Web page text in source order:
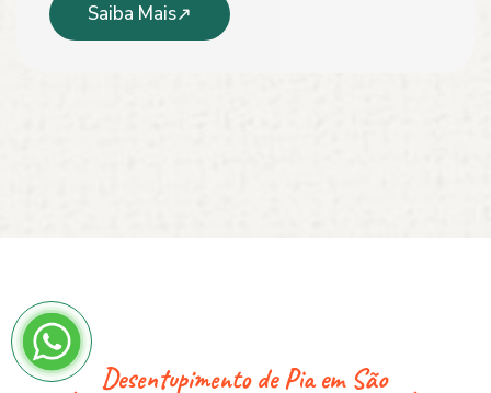
Saiba Mais
Desentupimento de Pia em São